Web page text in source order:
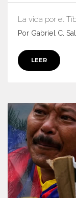
La vida por el
Por Gabriel C.
LEER